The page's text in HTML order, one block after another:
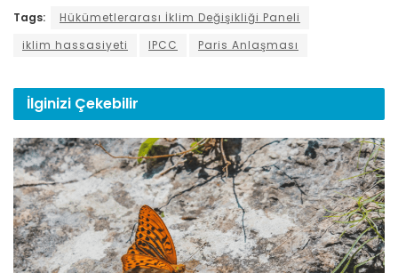
Tags:
Hükümetlerarası İklim Değişikliği Paneli
iklim hassasiyeti
IPCC Paris Anlaşması
İlginizi Çekebilir